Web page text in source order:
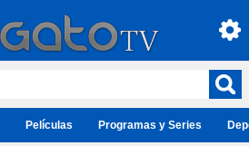
Películas Programas y Series